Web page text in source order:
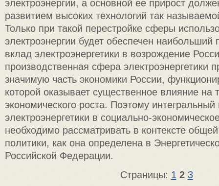
электроэнергии, а основной ее прирост
развитием высоких технологий так
Только при такой перестройке сферы
электроэнергии будет обеспечен наибольший
вклад электроэнергетики в возрождение
производственная сфера электроэнергетики
значимую часть экономики России,
которой оказывает существенное влияние на
экономического роста. Поэтому интегральный
электроэнергетики в социально-
необходимо рассматривать в контексте общей
политики, как она определена в
Российской Федерации.
Страницы: 1 2 3